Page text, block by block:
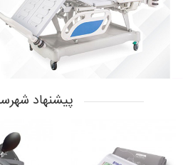
پیشنهاد